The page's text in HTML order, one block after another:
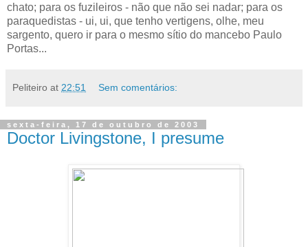
chato; para os fuzileiros - não que não sei nadar; para os
paraquedistas - ui, ui, que tenho vertigens, olhe, meu
sargento, quero ir para o mesmo sítio do mancebo Paulo
Portas...
Peliteiro at 22:51 Sem comentários:
sexta-feira, 17 de outubro de 2003
Doctor Livingstone, I presume